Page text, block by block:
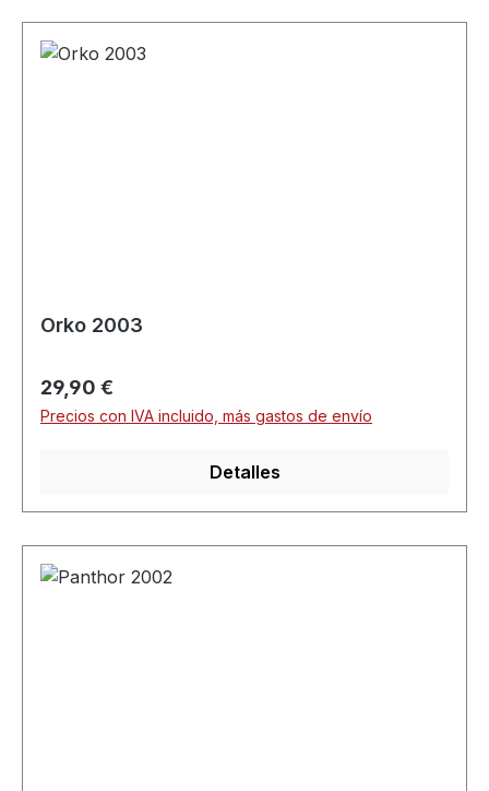
Orko 2003
Precio normal:
29,90 €
Precios con IVA incluido, más gastos de envío
Detalles